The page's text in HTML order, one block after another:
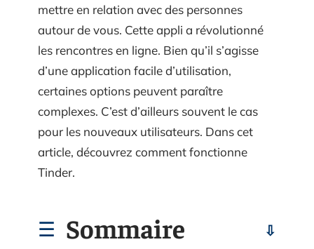
mettre en relation avec des personnes
autour de vous. Cette appli a révolutionné
les rencontres en ligne. Bien qu’il s’agisse
d’une application facile d’utilisation,
certaines options peuvent paraître
complexes. C’est d’ailleurs souvent le cas
pour les nouveaux utilisateurs. Dans cet
article, découvrez comment fonctionne
Tinder.
Sommaire